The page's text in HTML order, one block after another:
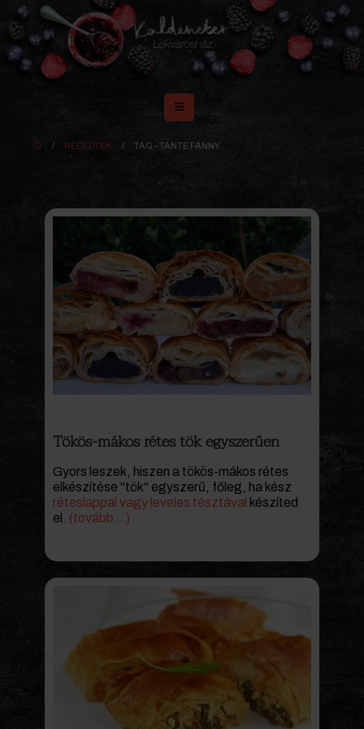
RECEPTEK TAG -TANTE FANNY
Tökös-mákos rétes tök egyszerűen
Gyors leszek, hiszen a tökös-mákos rétes
elkészítése "tök" egyszerű, főleg, ha kész
réteslappal vagy leveles tésztával készíted
el. (tovább…)